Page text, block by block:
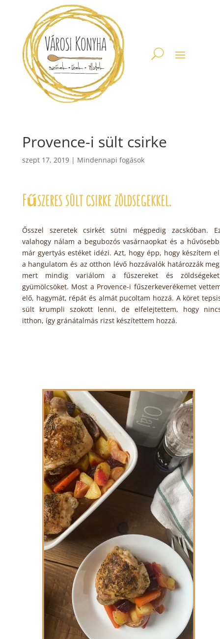
Provence-i sült csirke
szept 17, 2019| Mindennapi fogások
Fűszeres sült csirke zöldségekkel.
Ősszel szeretek csirkét sütni mégpedig zacskóban.
valahogy nálam a begubozós vasárnaopkat és a
már gyertyás estéket idézi. Azt, hogy épp, hogy készítem
a hangulatom és az otthon lévő hozzávalók határozzák
mert mindig variálom a fűszereket és
gyümölcsöket. Most a Provence-i fűszerkeverékemet
elő, hagymát, répát és almát pucoltam hozzá. A köret
sült krumpli szokott lenni, de elfelejtettem, hogy
itthon, így gránátalmás rizst készítettem hozzá.